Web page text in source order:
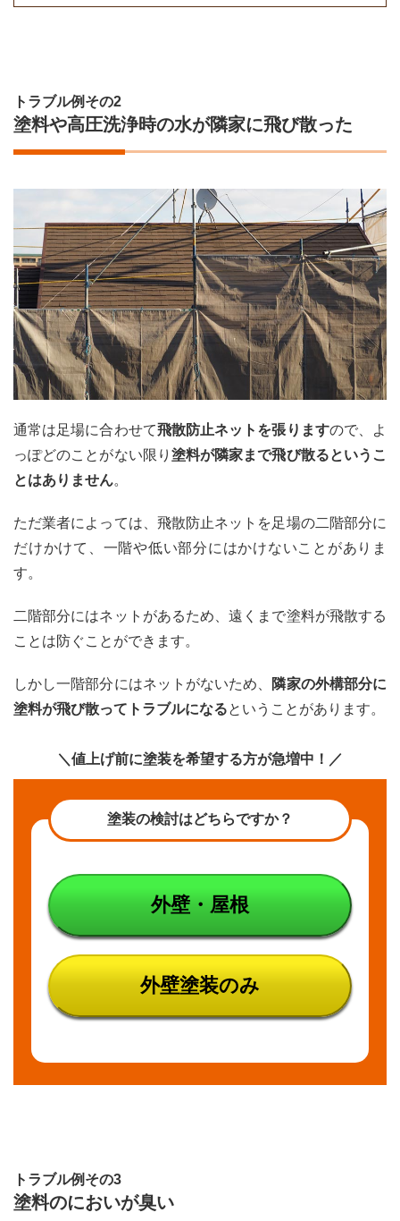
トラブル例その2
塗料や高圧洗浄時の水が隣家に飛び散った
通常は足場に合わせて飛散防止ネットを張りますので、よ
っぽどのことがない限り 塗料が隣家まで飛び散るというこ
とはありません。
ただ業者によっては、飛散防止ネットを足場の二階部分に
だけかけて、一階や低い部分にはかけないことがありま
す。
二階部分にはネットがあるため、遠くまで塗料が飛散する
ことは防ぐことができます。
しかし一階部分にはネットがないため、 隣家の外構部分に
塗料が飛び散ってトラブルになるということがあります。
＼値上げ前に塗装を希望する方が急増中！／
塗装の検討はどちらですか？
外壁・屋根
外壁塗装のみ
トラブル例その3
塗料のにおいが臭い